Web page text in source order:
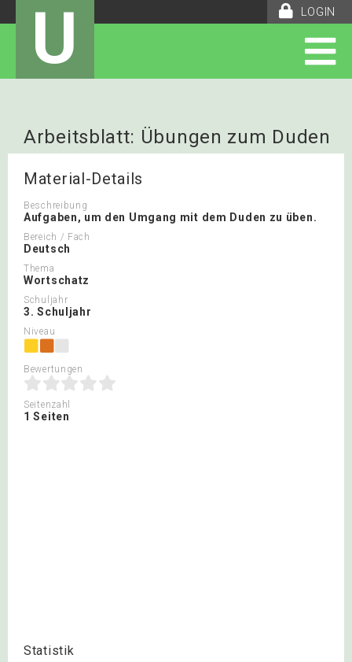
LOGIN
U
Arbeitsblatt: Übungen zum Duden
Material-Details
Beschreibung
Aufgaben, um den Umgang mit dem Duden zu üben.
Bereich / Fach
Deutsch
Thema
Wortschatz
Schuljahr
3. Schuljahr
Niveau
Bewertungen
Seitenzahl
1 Seiten
Statistik